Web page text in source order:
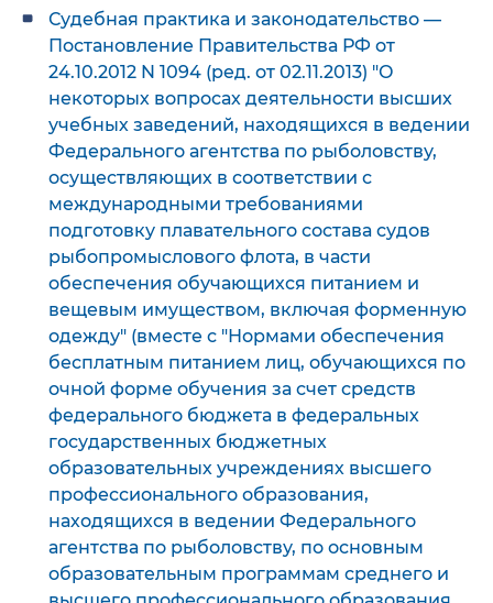
Судебная практика и законодательство —
Постановление Правительства РФ от
24.10.2012 N 1094 (ред. от 02.11.2013) "О
некоторых вопросах деятельности высших
учебных заведений, находящихся в ведении
Федерального агентства по рыболовству,
осуществляющих в соответствии с
международными требованиями
подготовку плавательного состава судов
рыбопромыслового флота, в части
обеспечения обучающихся питанием и
вещевым имуществом, включая форменную
одежду" (вместе с "Нормами обеспечения
бесплатным питанием лиц, обучающихся по
очной форме обучения за счет средств
федерального бюджета в федеральных
государственных бюджетных
образовательных учреждениях высшего
профессионального образования,
находящихся в ведении Федерального
агентства по рыболовству, по основным
образовательным программам среднего и